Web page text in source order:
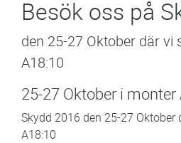
Besök oss på
den 25-27 Oktober där vi
A18:10
25-27 Oktober i monter
Skydd 2016 den 25-27
A18:10